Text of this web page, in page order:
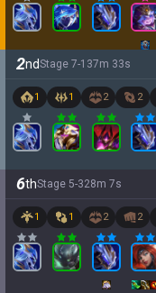
2ndStage 7-1 37m 33s
1 1 2 2
6thStage 5-328m 7s
1 1 2 2